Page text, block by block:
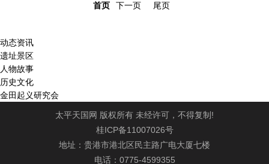
首页 下一页 尾页
动态资讯
遗址景区
人物故事
历史文化
金田起义研究会
太平天国网 版权所有 未经许可，不得复制!
桂ICP备11007026号
地址：贵港市港北区民主路广电大厦七楼
电话：0775-4599355